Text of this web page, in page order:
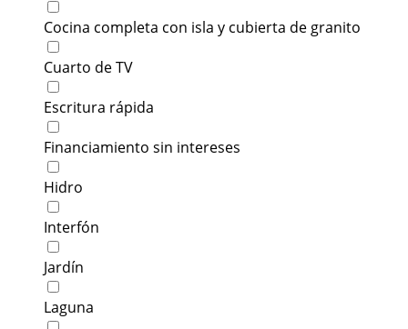
Cocina completa con isla y cubierta de granito
Cuarto de TV
Escritura rápida
Financiamiento sin intereses
Hidro
Interfón
Jardín
Laguna